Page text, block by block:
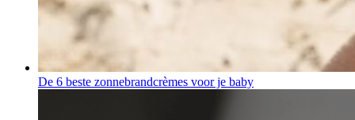
De 6 beste zonnebrandcrèmes voor je baby